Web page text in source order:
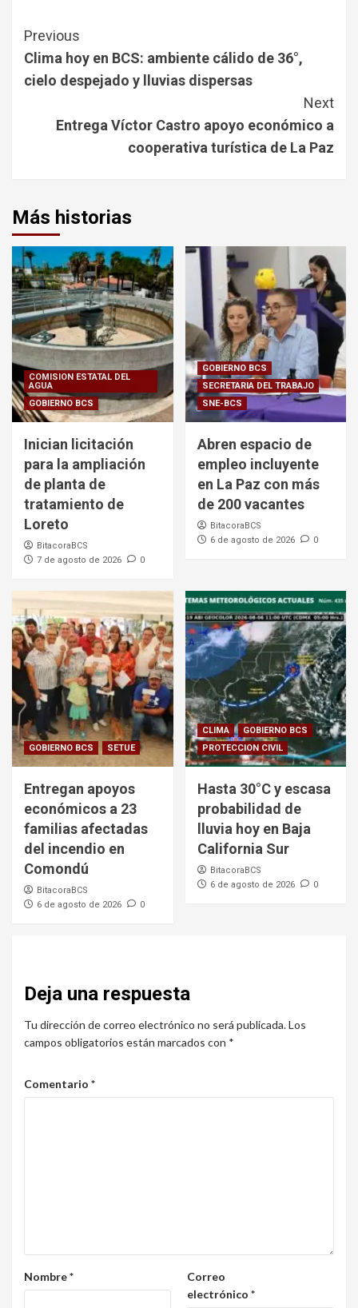
Continue
Reading
Previous
Clima hoy en BCS: ambiente cálido de 36°,
cielo despejado y lluvias dispersas
Next
Entrega Víctor Castro apoyo económico a
cooperativa turística de La Paz
Más historias
COMISION ESTATAL DEL
AGUA
GOBIERNO BCS
Inician licitación
para la ampliación
de planta de
tratamiento de
Loreto
BitacoraBCS
7 de agosto de 2026
0
GOBIERNO BCS
SECRETARIA DEL TRABAJO
SNE-BCS
Abren espacio de
empleo incluyente
en La Paz con más
de 200 vacantes
BitacoraBCS
6 de agosto de 2026
0
GOBIERNO BCS SETUE
Entregan apoyos
económicos a 23
familias afectadas
del incendio en
Comondú
BitacoraBCS
6 de agosto de 2026
0
CLIMA
GOBIERNO BCS
PROTECCION CIVIL
Hasta 30°C y escasa
probabilidad de
lluvia hoy en Baja
California Sur
BitacoraBCS
6 de agosto de 2026
0
Deja una respuesta
Tu dirección de correo electrónico no será publicada.Los
campos obligatorios están marcados con *
Comentario *
Nombre*
Correo
electrónico *